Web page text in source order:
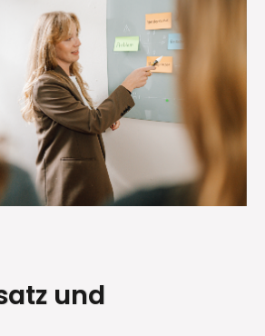
und